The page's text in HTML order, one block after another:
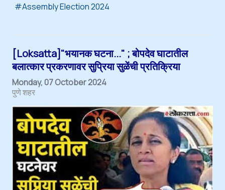
Assembly Election 2024
[Loksatta]"भयानक घटना..." ; बोपदेव घाटातील
बलात्कार प्रकरणावर सुप्रिया सुळेंची प्रतिक्रिया
Monday, 07 October 2024
पुणे शहर